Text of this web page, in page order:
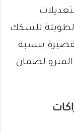
للسكك
القصيرة بنسبة
المترو لضمان